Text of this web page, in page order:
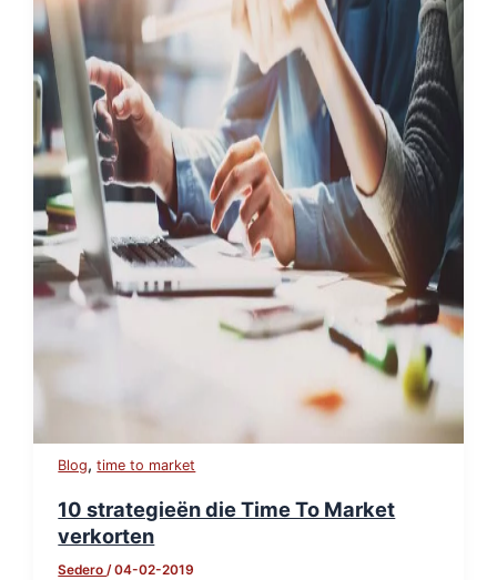
Blog,time to market
10 strategieën die Time To Market
verkorten
Sedero /04-02-2019